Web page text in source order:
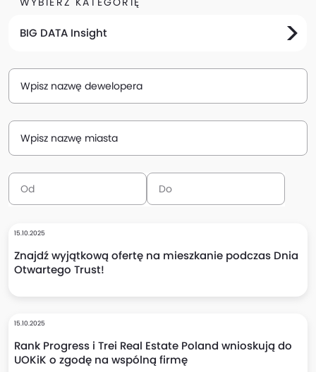
BIG DATA Insight
Wpisz nazwę dewelopera
Wpisz nazwę miasta
15.10.2025
Znajdź wyjątkową ofertę na mieszkanie podczas Dnia
Otwartego Trust!
15.10.2025
Rank Progress i Trei Real Estate Poland wnioskują do
UOKiK o zgodę na wspólną firmę